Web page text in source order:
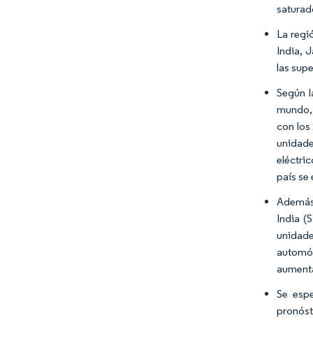
La
India,
las
Según
con los
país se
India
Se